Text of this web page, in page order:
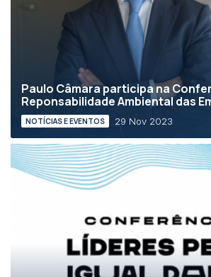
Paulo Câmara participa na
Reponsabilidade Ambiental das
NOTÍCIAS E EVENTOS 29 Nov 2023